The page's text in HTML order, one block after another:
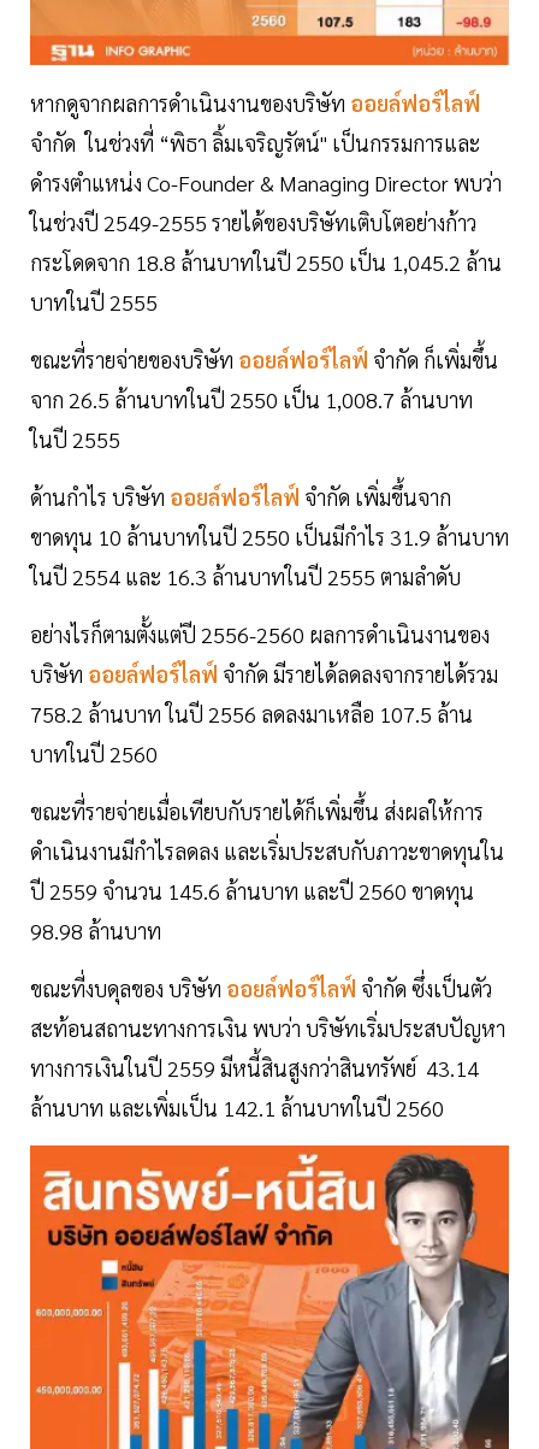
หากดูจากผลการดำเนินงานของบริษัท ออยล์ฟอร์ไลฟ์
จำกัด ในช่วงที่ “พิธา ลิ้มเจริญรัตน์" เป็นกรรมการและ
ดำรงตำแหน่ง Co-Founder & Managing Director พบว่า
ในช่วงปี 2549-2555 รายได้ของบริษัทเติบโตอย่างก้าว
กระโดดจาก 18.8 ล้านบาทในปี 2550 เป็น 1,045.2 ล้าน
บาทในปี 2555
ขณะที่รายจ่ายของบริษัท ออยล์ฟอร์ไลฟ์ จำกัด ก็เพิ่มขึ้น
จาก 26.5 ล้านบาทในปี 2550 เป็น 1,008.7 ล้านบาท
ในปี 2555
ด้านกำไร บริษัท ออยล์ฟอร์ไลฟ์ จำกัด เพิ่มขึ้นจาก
ขาดทุน 10 ล้านบาทในปี 2550 เป็นมีกำไร 31.9 ล้านบาท
ในปี 2554 และ 16.3 ล้านบาทในปี 2555 ตามลำดับ
อย่างไรก็ตามตั้งแต่ปี 2556-2560 ผลการดำเนินงานของ
บริษัท ออยล์ฟอร์ไลฟ์ จำกัด มีรายได้ลดลงจากรายได้รวม
758.2 ล้านบาท ในปี 2556 ลดลงมาเหลือ 107.5 ล้าน
บาทในปี 2560
ขณะที่รายจ่ายเมื่อเทียบกับรายได้ก็เพิ่มขึ้น ส่งผลให้การ
ดำเนินงานมีกำไรลดลง และเริ่มประสบกับภาวะขาดทุนใน
ปี 2559 จำนวน 145.6 ล้านบาท และปี 2560 ขาดทุน
98.98 ล้านบาท
ขณะที่งบดุลของ บริษัท ออยล์ฟอร์ไลฟ์ จำกัด ซึ่งเป็นตัว
สะท้อนสถานะทางการเงิน พบว่า บริษัทเริ่มประสบปัญหา
ทางการเงินในปี 2559 มีหนี้สินสูงกว่าสินทรัพย์ 43.14
ล้านบาท และเพิ่มเป็น 142.1 ล้านบาทในปี 2560